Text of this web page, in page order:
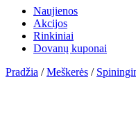
Naujienos
Akcijos
Rinkiniai
Dovanų kuponai
Pradžia /Meškerės /